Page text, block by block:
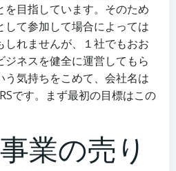
を目指しています。そのため
して参加して場合によっては
れませんが、１社でもおお
ジネスを健全に運営してもら
う気持ちをこめて、会社名は
です。まず最初の目標はこの
業の売り